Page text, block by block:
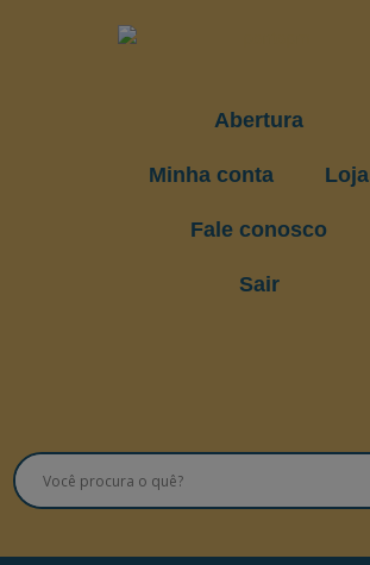
Abertura
Minha conta Loja
Fale conosco
Sair